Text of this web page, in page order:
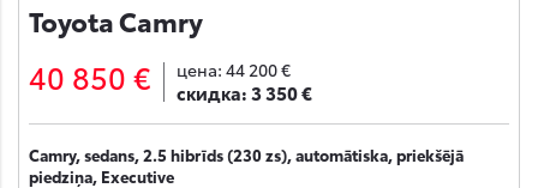
Toyota Camry
40 850 € цена: 44 200 €
скидка:3 350 €
Camry, sedans, 2.5 hibrīds (230 zs), automātiska, priekšējā
piedziņa, Executive